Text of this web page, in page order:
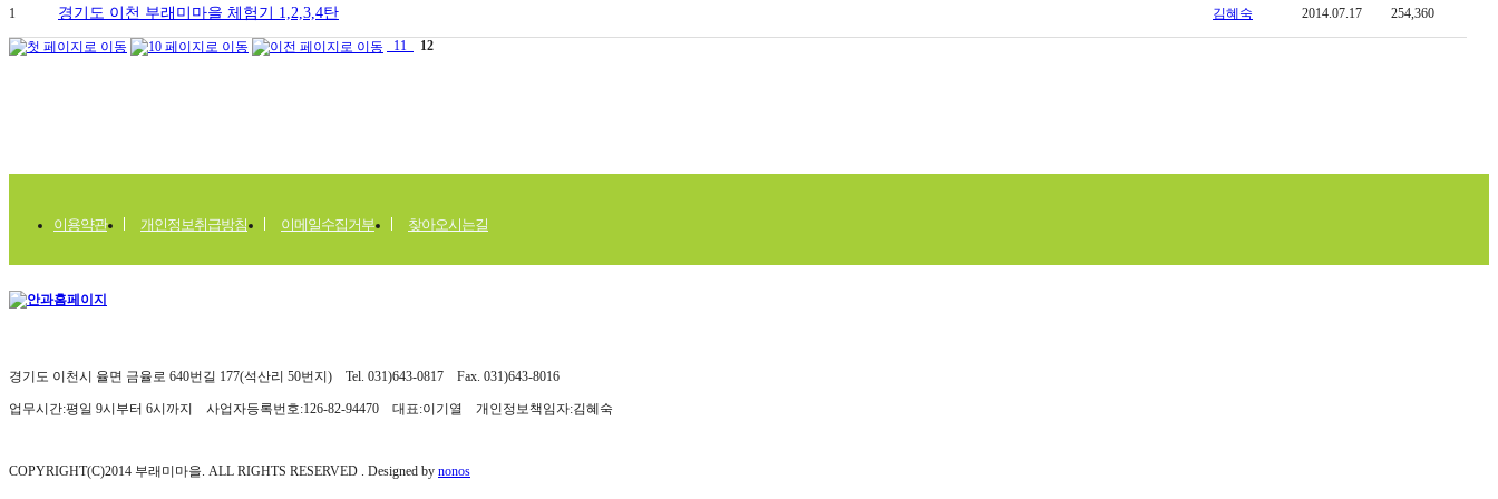
1 경기도 이천 부래미마을 체험기 1,2,3,4탄 김혜숙 2014.07.17 254,360
11 12
이용약관 개인정보취급방침 이메일수집거부 찾아오시는길
경기도 이천시 율면 금율로 640번길 177(석산리 50번지) Tel. 031)643-0817 Fax. 031)643-8016
업무시간:평일 9시부터 6시까지 사업자등록번호:126-82-94470 대표:이기열 개인정보책임자:김혜숙
COPYRIGHT(C)2014 부래미마을. ALL RIGHTS RESERVED . Designed by nonos